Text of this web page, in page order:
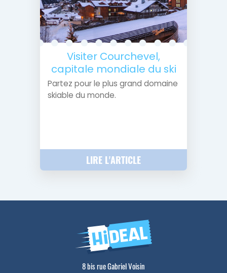
Visiter Courchevel,
capitale mondiale du ski
Partez pour le plus grand domaine
skiable du monde.
LIRE L'ARTICLE
8 bis rue Gabriel Voisin